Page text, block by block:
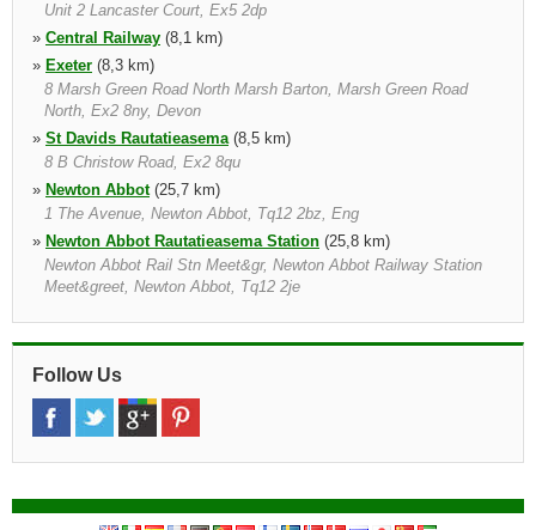
Unit 2 Lancaster Court, Ex5 2dp
» Central Railway (8,1 km)
» Exeter (8,3 km)
8 Marsh Green Road North Marsh Barton, Marsh Green Road
North, Ex2 8ny, Devon
» St Davids Rautatieasema(8,5 km)
8 B Christow Road, Ex2 8qu
» Newton Abbot(25,7 km)
1 The Avenue, Newton Abbot, Tq12 2bz, Eng
» Newton Abbot Rautatieasema Station (25,8 km)
Newton Abbot Rail Stn Meet&gr, Newton Abbot Railway Station
Meet&greet, Newton Abbot, Tq12 2je
Railway Station, Rathmore Road, Torquay, Tq2 6nu
» Torquay Rautatieasema Station
Follow Us